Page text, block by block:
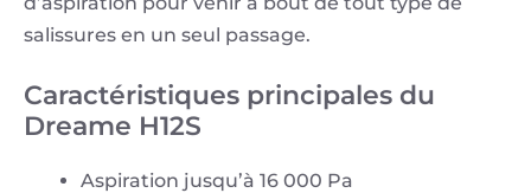
salissures en un seul passage.
Caractéristiques principales du
Dreame H12S
Aspiration jusqu’à 16 000 Pa